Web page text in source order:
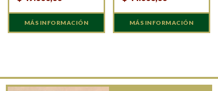
MÁS INFORMACIÓN MÁS INFORMACIÓN